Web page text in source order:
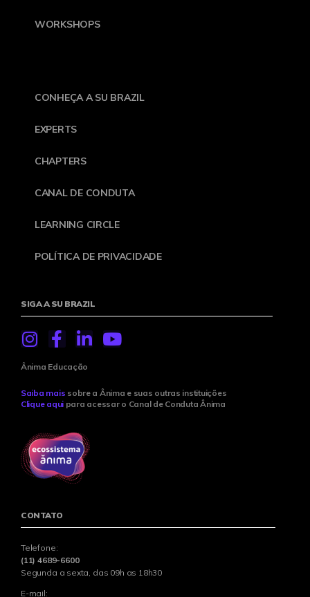
WORKSHOPS
CONHEÇA A SU BRAZIL
EXPERTS
CHAPTERS
CANAL DE CONDUTA
LEARNING CIRCLE
POLÍTICA DE PRIVACIDADE
SIGA A SU BRAZIL
Ânima Educação
Saiba mais sobre a Ânima e suas outras instituições
Clique aqui para acessar o Canal de Conduta Ânima
CONTATO
Telefone:
(11) 4689-6600
Segunda a sexta, das 09h as 18h30
E-mail: